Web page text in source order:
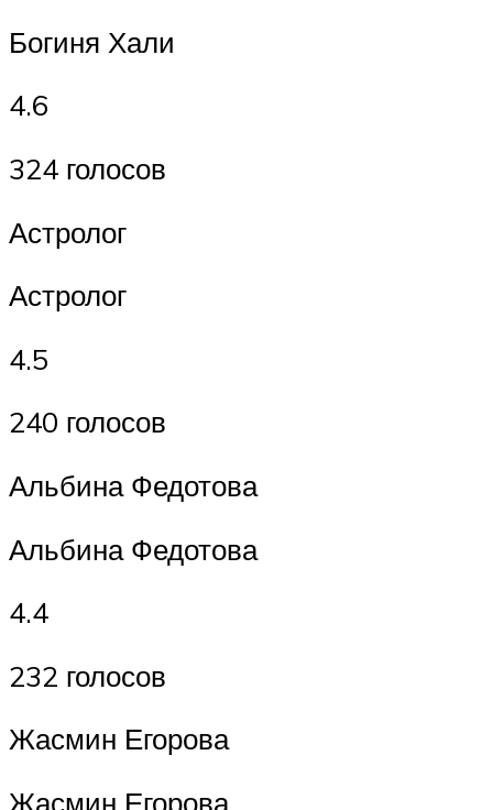
Богиня Хали
4.6
324 голосов
Астролог
Астролог
4.5
240 голосов
Альбина Федотова
Альбина Федотова
4.4
232 голосов
Жасмин Егорова
Жасмин Егорова